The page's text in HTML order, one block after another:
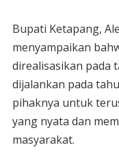
Bupati Ketapang,
menyampaikan
direalisasikan pada
dijalankan pada
pihaknya untuk
yang nyata dan
masyarakat.